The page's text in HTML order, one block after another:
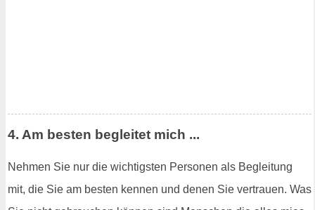
4. Am besten begleitet mich ...
Nehmen Sie nur die wichtigsten Personen als Begleitung
mit, die Sie am besten kennen und denen Sie vertrauen. Was